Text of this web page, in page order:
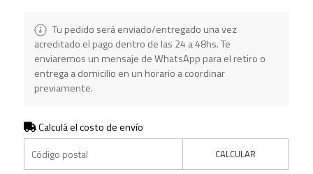
Tu pedido será enviado/entregado una vez
acreditado el pago dentro de las 24 a 48hs. Te
enviaremos un mensaje de WhatsApp para el retiro o
entrega a domicilio en un horario a coordinar
previamente.
Calculá el costo de envío
CALCULAR